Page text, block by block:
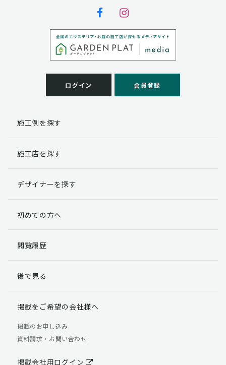
個人情報の取扱い業務の委託
弊社は事業運営上、お客様により良いサービスを提供す
るために業務の一部を外部に委託しており、業務委託先
客様には、貴殿の個人情報の利用目的の通知、開示、訂
理・機密保持などによりお客様の個人情報の漏洩防止に
個人情報提出の任意性
す。
らかじめご了承ください。
個人情報の開示請求について
る権利があります。
「個人情報の取り扱いについて」
【お問合せ先】 個人情報問合せ窓口
TEL：03-5411-7891（平日9:00 ～ 18:00）
ログイン 会員登録
施工例を探す
施工店を探す
デザイナーを探す
初めての方へ
閲覧履歴
後で見る
掲載をご希望の会社様へ
掲載のお申し込み
資料請求・お問い合わせ
掲載会社用ログイン